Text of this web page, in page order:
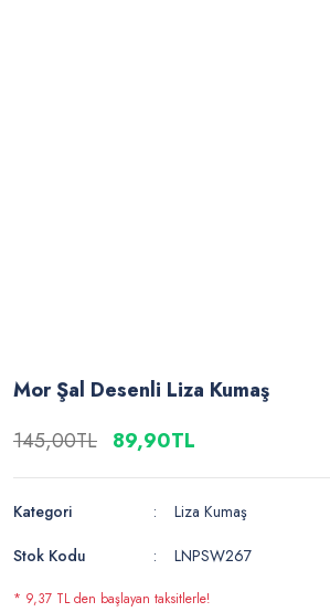
Mor Şal Desenli Liza Kumaş
145,00TL 89,90TL
Kategori
Liza Kumaş
Stok Kodu
LNPSW267
* 9,37 TL den başlayan taksitlerle!